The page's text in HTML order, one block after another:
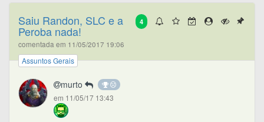
4
Saiu Randon, SLC e a
Peroba nada!
comentada em 11/05/2017 19:06
Assuntos Gerais
murto
em 11/05/17 13:43